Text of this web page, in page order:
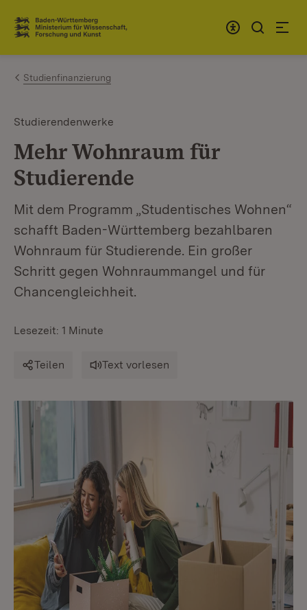
Zum Inhalt springen
Link zur Startseite
Studienfinanzierung
Studierendenwerke
Mehr Wohnraum für
Studierende
Mit dem Programm „Studentisches Wohnen“
schafft Baden-Württemberg bezahlbaren
Wohnraum für Studierende. Ein großer
Schritt gegen Wohnraummangel und für
Chancengleichheit.
Lesezeit: 1 Minute
Teilen Text vorlesen